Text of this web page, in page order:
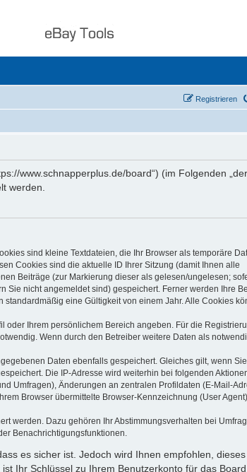
Registrieren
www.schnapperplus.de/board“) (im Folgenden „der
werden.
sind kleine Textdateien, die Ihr Browser als temporäre
Cookies sind die aktuelle ID Ihrer Sitzung (damit Ihnen alle
Beiträge (zur Markierung dieser als gelesen/ungelesen;
Sie nicht angemeldet sind) gespeichert. Ferner werden Ihre
eine Gültigkeit von einem Jahr. Alle Cookies
Ihrem persönlichem Bereich angeben. Für die
Wenn durch den Betreiber weitere Daten als
Daten ebenfalls gespeichert. Gleiches gilt, wenn
Die IP-Adresse wird weiterhin bei folgenden
Umfragen), Änderungen an zentralen Profildaten (E-Mail-
Browser übermittelte Browser-Kennzeichnung (User
werden. Dazu gehören Ihr Abstimmungsverhalten bei
Benachrichtigungsfunktionen.
es sicher ist. Jedoch wird Ihnen empfohlen, dieses
Ihr Schlüssel zu Ihrem Benutzerkonto für das